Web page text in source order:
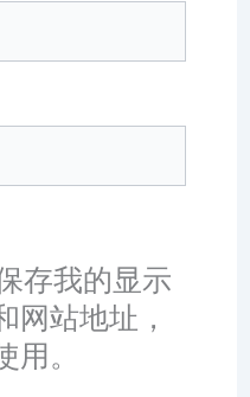
存我的显示
网站地址，
。